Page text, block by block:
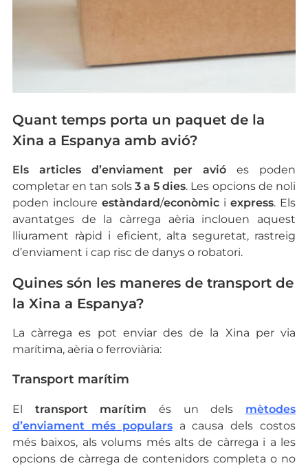
Quant temps porta un paquet de la
Xina a Espanya amb avió?
Els articles d’enviament per avió es poden
completar en tan sols 3 a 5 dies. Les opcions de noli
poden incloure estàndard/econòmic i express. Els
avantatges de la càrrega aèria inclouen aquest
lliurament ràpid i eficient, alta seguretat, rastreig
d’enviament i cap risc de danys o robatori.
Quines són les maneres de transport de
la Xina a Espanya?
La càrrega es pot enviar des de la Xina per via
marítima, aèria o ferroviària:
Transport marítim
El transport marítim és un dels mètodes
d’enviament més popularsa causa dels costos
més baixos, als volums més alts de càrrega i a les
opcions de càrrega de contenidors completa o no